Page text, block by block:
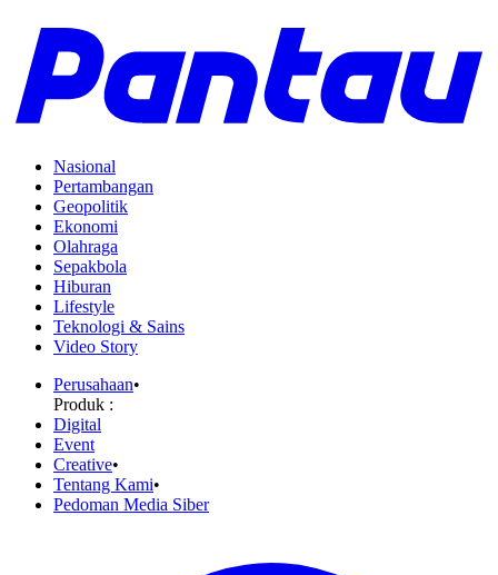
Nasional
Pertambangan
Geopolitik
Ekonomi
Olahraga
Sepakbola
Hiburan
Lifestyle
Teknologi & Sains
Video Story
Perusahaan•
Produk :
Digital
Event
Creative•
Tentang Kami•
Pedoman Media Siber